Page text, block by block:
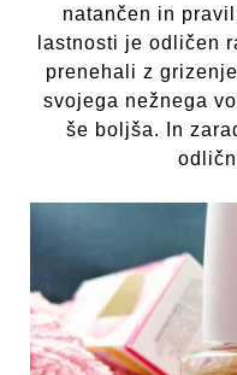
natančen in
lastnosti je odličen
prenehali z
svojega nežnega
še boljša. In